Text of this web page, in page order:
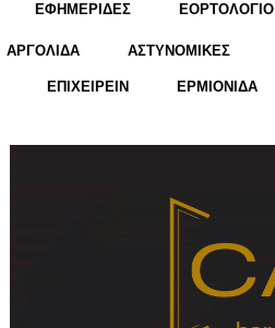
ΕΦΗΜΕΡΙΔΕΣ ΕΟΡΤΟΛΟΓΙΟ
ΑΡΓΟΛΙΔΑ ΑΣΤΥΝΟΜΙΚΕΣ
ΕΠΙΧΕΙΡΕΙΝ ΕΡΜΙΟΝΙΔΑ